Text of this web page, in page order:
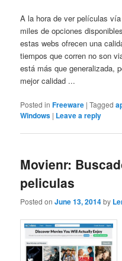
A la hora de ver películas
miles de opciones
estas webs ofrecen una
tiempos que corren no son
está más que generalizada,
mejor calidad ...
Posted in Freeware |Tagged
Windows | Leave a reply
Movienr:
peliculas
Posted onJune 13, 2014by